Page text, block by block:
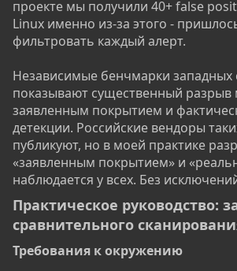
проекте мы получили 40+ false
Linux именно из-за этого -
фильтровать каждый алерт.
Независимые бенчмарки западных
показывают существенный разрыв
заявленным покрытием и
детекции. Российские вендоры
публикуют, но в моей практике
«заявленным покрытием» и
наблюдается у всех. Без
Практическое руководство:
сравнительного
Требования к окружению​